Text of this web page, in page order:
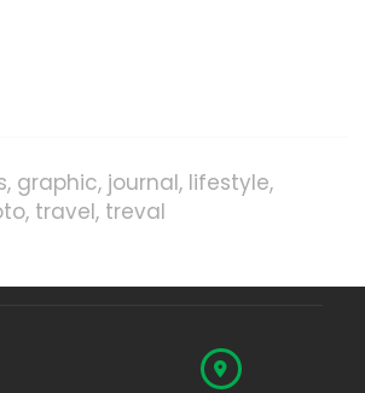
graphic journal lifestyle
travel treval